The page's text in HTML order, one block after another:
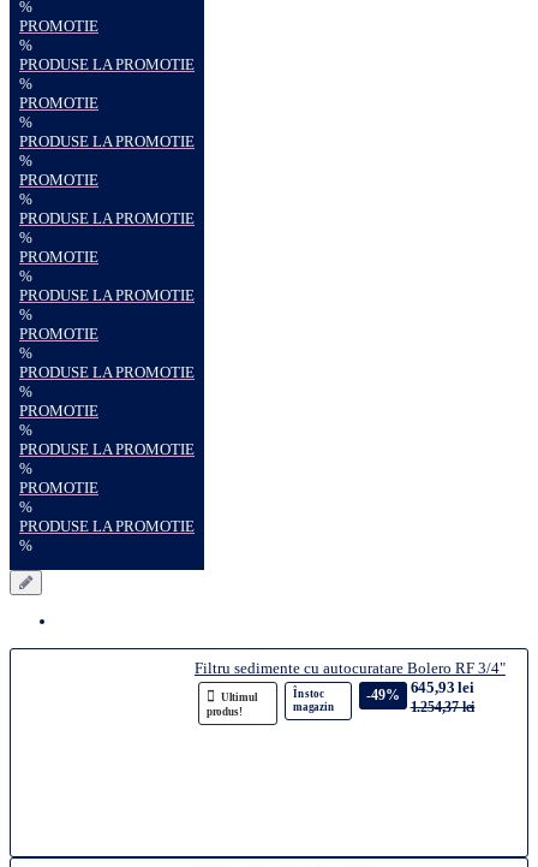
%
PROMOTIE
%
PRODUSE LA PROMOTIE
%
PROMOTIE
%
PRODUSE LA PROMOTIE
%
PROMOTIE
%
PRODUSE LA PROMOTIE
%
PROMOTIE
%
PRODUSE LA PROMOTIE
%
PROMOTIE
%
PRODUSE LA PROMOTIE
%
PROMOTIE
%
PRODUSE LA PROMOTIE
%
PROMOTIE
%
PRODUSE LA PROMOTIE
%
Filtru sedimente cu autocuratare Bolero RF 3/4"
Ultimul
produs!
În stoc
magazin
-49% 645,93 lei
1.254,37 lei